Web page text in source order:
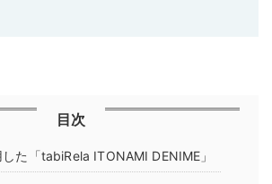
目次
た「tabiRela ITONAMI DENIME」